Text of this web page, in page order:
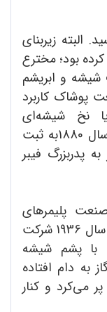
به ثبت رسید. البته زیربنای
کرده بود؛ مخترع
شیشه و ابریشم
پوشاک کاربرد
نخ شیشه‌ای
انعطاف‌پذیر را رواج داد. این اختراع سال 1880به ثبت
پدربزرگ فیبر
شیشه در دهه1930، صنعت پلیمرهای
را راه‌اندازی کرد. سال 1936 شرکت
با پشم شیشه
دام افتاده
می‌کرد و کنار